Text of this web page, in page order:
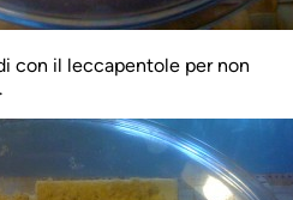
con il leccapentole per non